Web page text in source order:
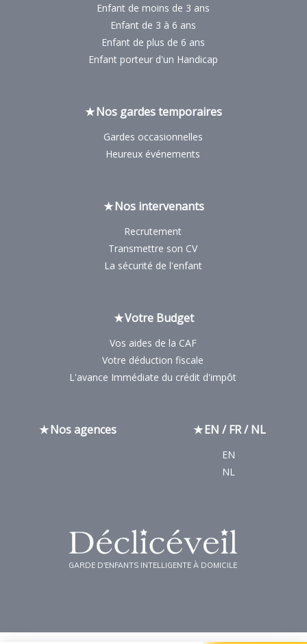
Enfant de moins de 3 ans
Enfant de 3 à 6 ans
Enfant de plus de 6 ans
Enfant porteur d'un Handicap
Nos gardes temporaires
Gardes occasionnelles
Heureux événements
Nos intervenants
Recrutement
Transmettre son CV
La sécurité de l'enfant
Votre Budget
Vos aides de la CAF
Votre déduction fiscale
L'avance Immédiate du crédit d'impôt
Nos agences EN / FR / NL
EN
NL
GARDE D'ENFANTS INTELLIGENTE À DOMICILE